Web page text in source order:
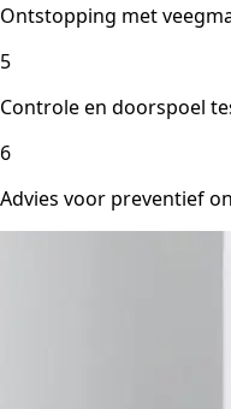
Ontstopping met
5
Controle en doorspoel
6
Advies voor preventief